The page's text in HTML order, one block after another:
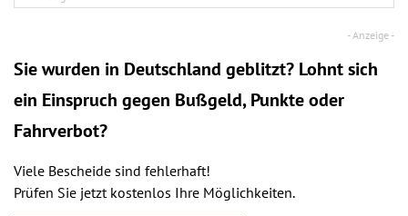
Sie wurden in Deutschland geblitzt? Lohnt sich
ein Einspruch gegen Bußgeld, Punkte oder
Fahrverbot?
Viele Bescheide sind fehlerhaft!
Prüfen Sie jetzt kostenlos Ihre Möglichkeiten.